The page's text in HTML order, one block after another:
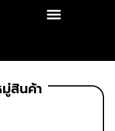
สินค้า